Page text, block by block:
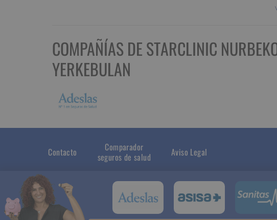
COMPAÑÍAS DE STARCLINIC
YERKEBULAN
Contacto
Comparador
seguros de salud
Aviso Legal